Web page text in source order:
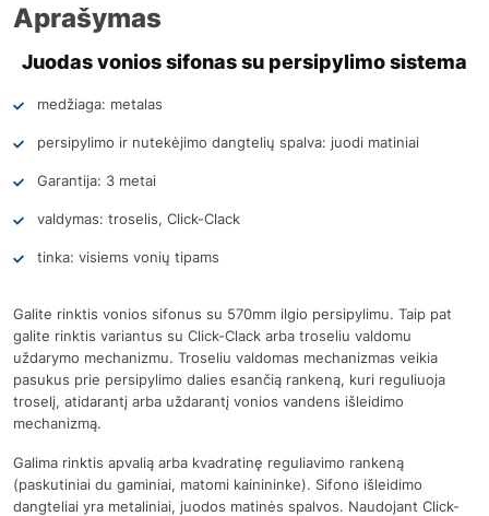
Aprašymas
Juodas vonios sifonas su persipylimo sistema
medžiaga: metalas
persipylimo ir nutekėjimo dangtelių spalva: juodi matiniai
Garantija: 3 metai
valdymas: troselis, Click-Clack
tinka: visiems vonių tipams
Galite rinktis vonios sifonus su 570mm ilgio persipylimu. Taip pat
galite rinktis variantus su Click-Clack arba troseliu valdomu
uždarymo mechanizmu. Troseliu valdomas mechanizmas veikia
pasukus prie persipylimo dalies esančią rankeną, kuri reguliuoja
troselį, atidarantį arba uždarantį vonios vandens išleidimo
mechanizmą.
Galima rinktis apvalią arba kvadratinę reguliavimo rankeną
(paskutiniai du gaminiai, matomi kainininke). Sifono išleidimo
dangteliai yra metaliniai, juodos matinės spalvos. Naudojant Click-